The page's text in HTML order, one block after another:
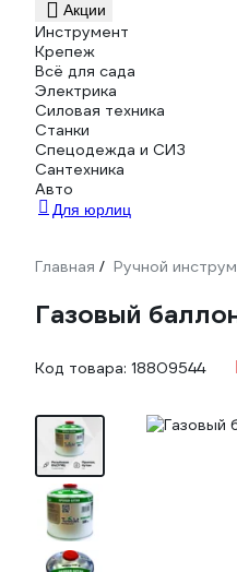
Акции
Инструмент
Крепеж
Всё для сада
Электрика
Силовая техника
Станки
Спецодежда и СИЗ
Сантехника
Авто
Для юрлиц
Главная / Ручной
Газовый
Код товара: 18809544